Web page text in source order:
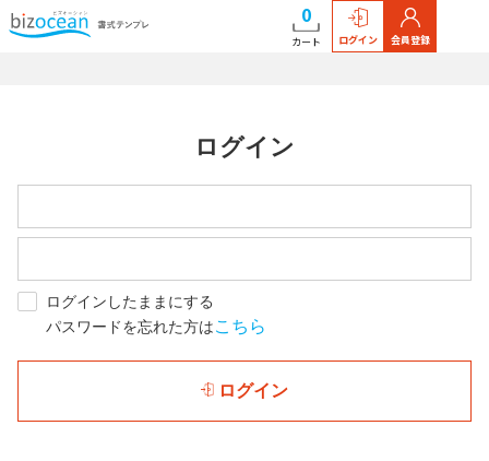
0
カート ログイン 会員登録
ログイン
ログインしたままにする
パスワードを忘れた方はこちら
ログイン